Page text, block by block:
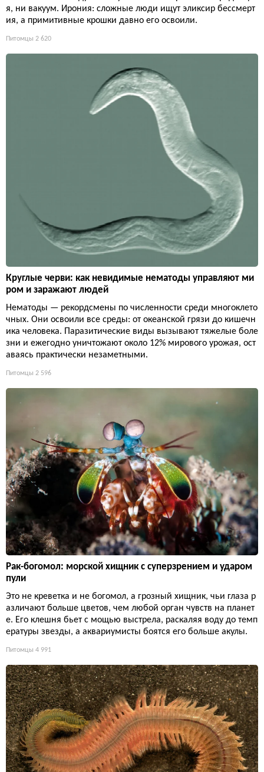
я, ни вакуум. Ирония: сложные люди ищут эликсир бессмерт
ия, а примитивные крошки давно его освоили.
Питомцы 2 620
Круглые черви: как невидимые нематоды управляют ми
ром и заражают людей
Нематоды — рекордсмены по численности среди многоклето
чных. Они освоили все среды: от океанской грязи до кишечн
ика человека. Паразитические виды вызывают тяжелые боле
зни и ежегодно уничтожают около 12% мирового урожая, ост
аваясь практически незаметными.
Питомцы 2 596
Рак-богомол: морской хищник с суперзрением и ударом
пули
Это не креветка и не богомол, а грозный хищник, чьи глаза р
азличают больше цветов, чем любой орган чувств на планет
е. Его клешня бьет с мощью выстрела, раскаляя воду до темп
ературы звезды, а аквариумисты боятся его больше акулы.
Питомцы 4 991